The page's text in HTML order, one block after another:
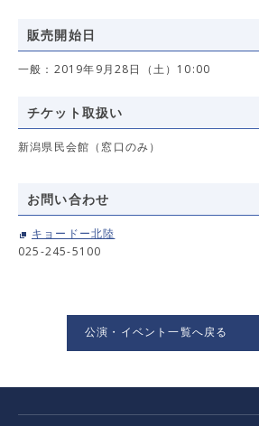
販売開始日
一般：2019年9月28日（土）10:00
チケット取扱い
新潟県民会館（窓口のみ）
お問い合わせ
キョードー北陸
025-245-5100
公演・イベント一覧へ戻る